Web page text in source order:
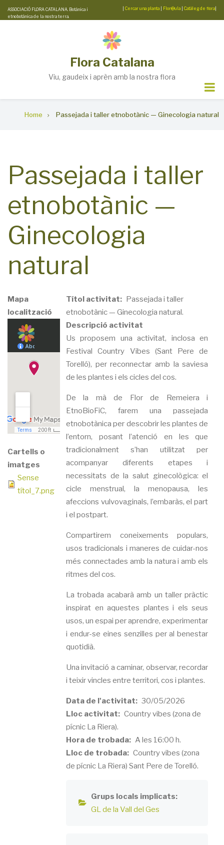
Skip
to
ASSOCIACIÓ FLORA CATALANA. Botànica i
etnobotànica de la nostra terra.
Cercar una planta Flor@ula Catàleg de flora
Flora Catalana
Viu, gaudeix i aprèn amb la nostra flora
Home Passejada i taller etnobotànic — Ginecologia natural
Passejada i taller
etnobotànic —
Ginecologia
natural
Mapa
localització
Cartells o
imatges
Sense
títol_7.png
Títol activitat
Passejada i taller
etnobotànic — Ginecologia natural.
Descripció activitat
Us proposem una activitat, inclosa en
Festival Country Vibes (Sant Pere de
Torelló), per reconnectar amb la saviesa
de les plantes i els cicles del cos.
De la mà de Flor de Remeiera i
EtnoBioFiC, farem una passejada
etnobotànica per descobrir les plantes de
l’entorn, posant l’atenció en les que
tradicionalment s’han utilitzat per
acompanyar diferents etapes i
necessitats de la salut ginecològica: el
cicle menstrual, la menopausa, les
afeccions vulvovaginals, l’embaràs, el part
i el postpart.
Compartirem coneixements populars,
usos tradicionals i maneres de cuidar-nos
més connectades amb la natura i amb els
ritmes del cos.
La trobada acabarà amb un taller pràctic
inspirat en aquestes plantes i els seus
usos, un espai per aprendre, experimentar
i endur-se eines senzilles per al benestar
quotidià.
Una invitació a caminar, observar, recordar
i teixir vincles entre territori, cos i plantes.
Data de l'activitat
30/05/2026
Lloc activitat
Country vibes (zona de
pícnic La Riera).
Hora de trobada
A les 16:00 h.
Lloc de trobada
Country vibes (zona
de pícnic La Riera) Sant Pere de Torelló.
Grups locals implicats
GL de la Vall del Ges